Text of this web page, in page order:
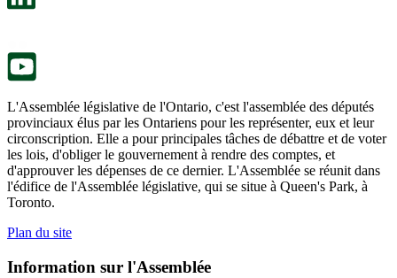
L'Assemblée législative de l'Ontario, c'est l'assemblée des députés
provinciaux élus par les Ontariens pour les représenter, eux et leur
circonscription. Elle a pour principales tâches de débattre et de voter
les lois, d'obliger le gouvernement à rendre des comptes, et
d'approuver les dépenses de ce dernier. L'Assemblée se réunit dans
l'édifice de l'Assemblée législative, qui se situe à Queen's Park, à
Toronto.
Plan du site
Information sur l'Assemblée